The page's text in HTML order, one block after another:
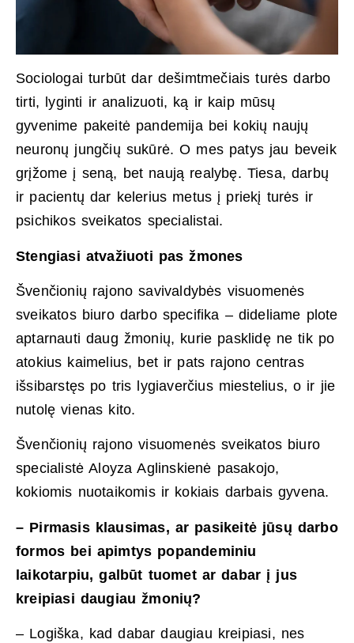
Sociologai turbūt dar dešimtmečiais turės darbo
tirti, lyginti ir analizuoti, ką ir kaip mūsų
gyvenime pakeitė pandemija bei kokių naujų
neuronų jungčių sukūrė. O mes patys jau beveik
grįžome į seną, bet naują realybę. Tiesa, darbų
ir pacientų dar kelerius metus į priekį turės ir
psichikos sveikatos specialistai.
Stengiasi atvažiuoti pas žmones
Švenčionių rajono savivaldybės visuomenės
sveikatos biuro darbo specifika – dideliame plote
aptarnauti daug žmonių, kurie pasklidę ne tik po
atokius kaimelius, bet ir pats rajono centras
išsibarstęs po tris lygiaverčius miestelius, o ir jie
nutolę vienas kito.
Švenčionių rajono visuomenės sveikatos biuro
specialistė Aloyza Aglinskienė pasakojo,
kokiomis nuotaikomis ir kokiais darbais gyvena.
– Pirmasis klausimas, ar pasikeitė jūsų darbo
formos bei apimtys popandeminiu
laikotarpiu, galbūt tuomet ar dabar į jus
kreipiasi daugiau žmonių?
– Logiška, kad dabar daugiau kreipiasi, nes